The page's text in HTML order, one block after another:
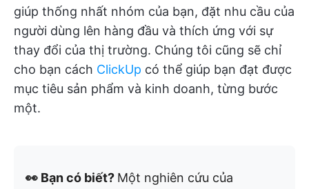
giúp thống nhất nhóm của bạn, đặt nhu cầu của
người dùng lên hàng đầu và thích ứng với sự
thay đổi của thị trường. Chúng tôi cũng sẽ chỉ
cho bạn cách ClickUp có thể giúp bạn đạt được
mục tiêu sản phẩm và kinh doanh, từng bước
một.
👀 Bạn có biết? Một nghiên cứu của